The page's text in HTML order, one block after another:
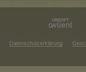
Datenschutzerklärung